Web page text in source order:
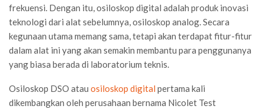
frekuensi. Dengan itu, osiloskop digital adalah produk inovasi
teknologi dari alat sebelumnya, osiloskop analog. Secara
kegunaan utama memang sama, tetapi akan terdapat fitur-fitur
dalam alat ini yang akan semakin membantu para penggunanya
yang biasa berada di laboratorium teknis.
Osiloskop DSO atau osiloskop digital pertama kali
dikembangkan oleh perusahaan bernama Nicolet Test